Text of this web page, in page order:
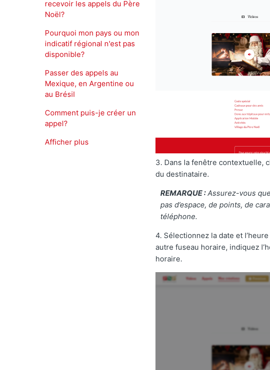
recevoir les appels du Père
Noël?
Pourquoi mon pays ou mon
indicatif régional n'est pas
disponible?
Passer des appels au
Mexique, en Argentine ou
au Brésil
Comment puis-je créer un
appel?
Afficher plus
3. Dans la fenêtre contextuelle,
du destinataire.
REMARQUE : Assurez-vous
pas d’espace, de points, de
téléphone.
4. Sélectionnez la date et
autre fuseau horaire, indiquez
horaire.